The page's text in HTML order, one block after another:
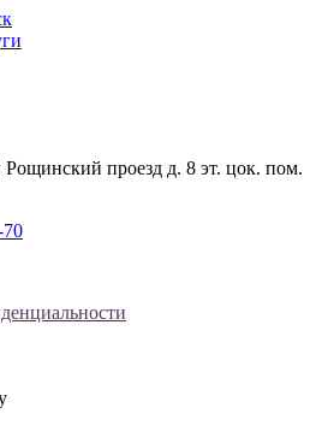
Рощинский проезд д. 8 эт. цок. пом.
70